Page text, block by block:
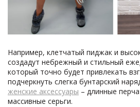
Например, клетчатый пиджак и
создадут небрежный и стильный
который точно будет привлекать
подчеркнуть слегка бунтарский
женские аксессуары – длинные
массивные серьги.